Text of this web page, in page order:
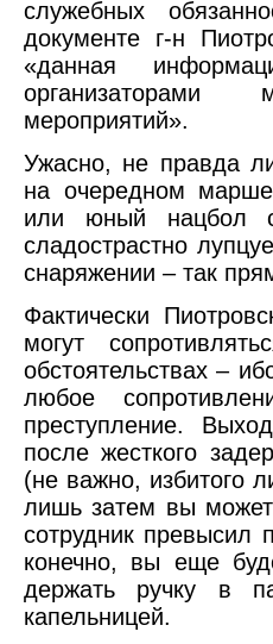
служебных
документе г-н
«данная
организаторами
мероприятий».
Ужасно, не правда
на очередном
или юный нацбол с
сладострастно
снаряжении – так
Фактически
могут
обстоятельствах –
любое
преступление.
после жесткого
(не важно, избитого
лишь затем вы
сотрудник превысил
конечно, вы еще
держать ручку в
капельницей.